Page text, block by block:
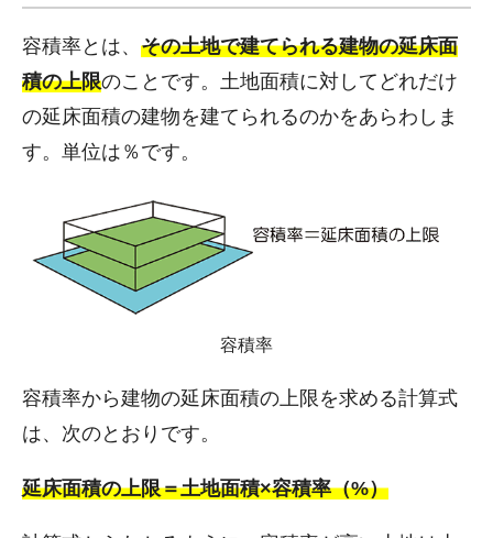
容積率とは、 その土地で建てられる建物の延床面
積の上限のことです。土地面積に対してどれだけ
の延床面積の建物を建てられるのかをあらわしま
す。単位は％です。
容積率
容積率から建物の延床面積の上限を求める計算式
は、次のとおりです。
延床面積の上限＝土地面積×容積率（%）